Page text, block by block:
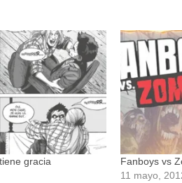
gracia
Fanboys vs
11 mayo,